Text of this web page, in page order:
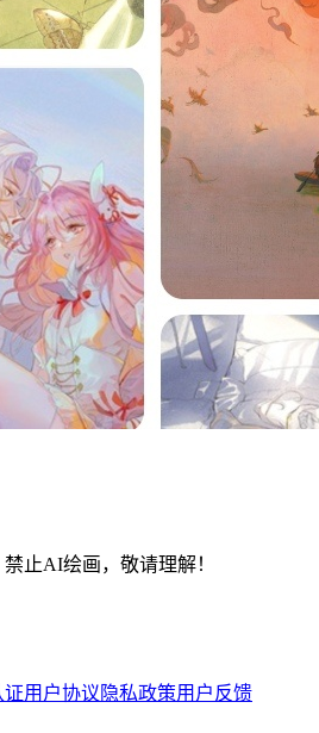
止AI绘画，敬请理解！
证用户协议 隐私政策用户反馈